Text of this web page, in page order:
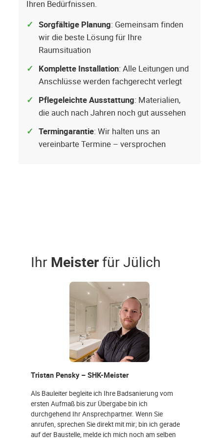
Ihren Bedürfnissen.
Sorgfältige Planung: Gemeinsam finden
wir die beste Lösung für Ihre
Raumsituation
Komplette Installation: Alle Leitungen und
Anschlüsse werden fachgerecht verlegt
Pflegeleichte Ausstattung: Materialien,
die auch nach Jahren noch gut aussehen
Termingarantie: Wir halten uns an
vereinbarte Termine – versprochen
Ihr Meisterfür Jülich
Tristan Pensky – SHK-Meister
Als Bauleiter begleite ich Ihre Badsanierung vom
ersten Aufmaß bis zur Übergabe bin ich
durchgehend Ihr Ansprechpartner. Wenn Sie
anrufen, sprechen Sie direkt mit mir; bin ich gerade
auf der Baustelle, melde ich mich noch am selben